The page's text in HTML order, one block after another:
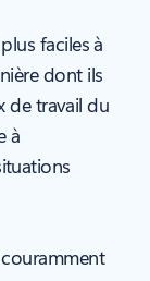
faciles à
dont ils
de travail du
à